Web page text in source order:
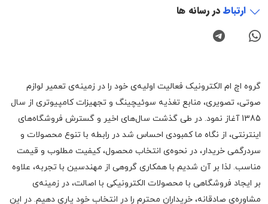
ارتباطدر رسانه ها
گروه اچ ام الکترونیک فعالیت اولیه‌ی خود را در زمینه‌‌ی تعمیر لوازم
صوتی، تصویری، منابع تغذیه سوئیچینگ و تجهیزات کامپیوتری از سال
1385 آغاز نمود. در طی گذشت سال‌های اخیر و گسترش فروشگاه‌های
اینترنتی، از نگاه ما کمبودی احساس شد در رابطه با تنوع محصولات و
سردرگمی خریدار، در نحوه‌ی انتخاب محصول، کیفیت مطلوب و قیمت
مناسب. لذا بر آن شدیم با همکاری گروهی از مهندسین با تجربه، علاوه
بر ایجاد فروشگاهی با محصولات الکترونیکی با اصالت، در زمینه‌ی
مشاوره‌ی صادقانه، خریداران محترم را در انتخاب خود یاری دهیم. در این